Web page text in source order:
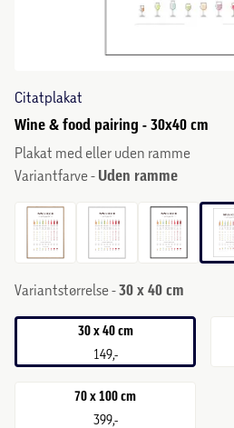
Citatplakat
Wine & food pairing - 30x40 cm
Plakat med eller uden ramme
Variantfarve - Uden ramme
Variantstørrelse -30 x 40 cm
30 x 40 cm
149,-
70 x 100 cm
399,-